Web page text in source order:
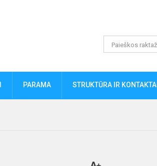
PARAMA STRUKTŪRA IR KONTAKTAI